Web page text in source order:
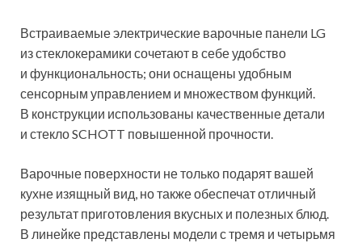
Встраиваемые электрические варочные панели LG
из стеклокерамики сочетают в себе удобство
и функциональность; они оснащены удобным
сенсорным управлением и множеством функций.
В конструкции использованы качественные детали
и стекло SCHOTT повышенной прочности.
Варочные поверхности не только подарят вашей
кухне изящный вид, но также обеспечат отличный
результат приготовления вкусных и полезных блюд.
В линейке представлены модели с тремя и четырьмя